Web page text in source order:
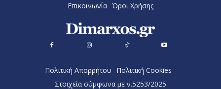
Επικοινωνία Όροι Χρήσης
Πολιτική Απορρήτου
Πολιτική Cookies
Στοιχεία σύμφωνα με ν.5253/2025